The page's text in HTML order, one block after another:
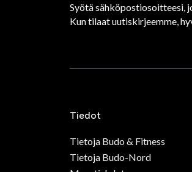
Syötä sähköpostiosoitteesi,
Kun tilaat uutiskirjeemme,
Tiedot
Tietoja Budo & Fitness
Tietoja Budo-Nord